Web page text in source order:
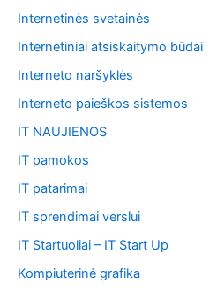
Internetinės svetainės
Internetiniai atsiskaitymo būdai
Interneto naršyklės
Interneto paieškos sistemos
IT NAUJIENOS
IT pamokos
IT patarimai
IT sprendimai verslui
IT Startuoliai – IT Start Up
Kompiuterinė grafika